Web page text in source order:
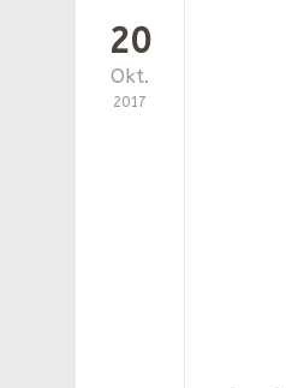
20
Okt.
2017